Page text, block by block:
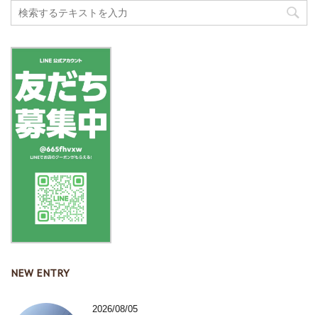
NEW ENTRY
2026/08/05